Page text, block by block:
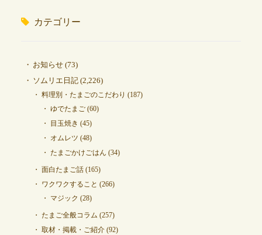
カテゴリー
お知らせ(73)
ソムリエ日記(2,226)
料理別・たまごのこだわり (187)
ゆでたまご(60)
目玉焼き (45)
オムレツ (48)
たまごかけごはん (34)
面白たまご話(165)
ワクワクすること (266)
マジック (28)
たまご全般コラム (257)
取材・掲載・ご紹介(92)